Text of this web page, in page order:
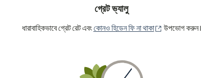
গ্রেট ভ্যালু
ধারাবাহিকভাবে গ্রেট রেট এবংকোনও হিডেন ফি না থাকা (নতুন উইন্ডোতে খুলবে)
উপভোগ করুন।